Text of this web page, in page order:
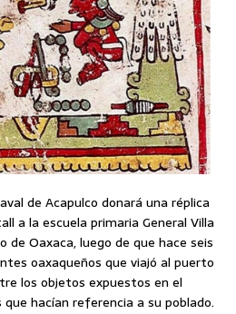
de Acapulco donará una réplica
a la escuela primaria General Villa
Oaxaca, luego de que hace seis
oaxaqueños que viajó al puerto
los objetos expuestos en el
hacían referencia a su poblado.